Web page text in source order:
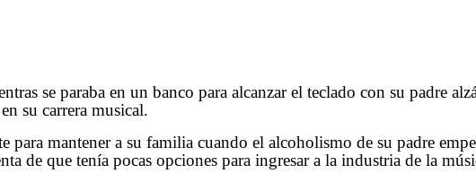
se paraba en un banco para alcanzar el teclado con su padre
su carrera musical.
para mantener a su familia cuando el alcoholismo de su padre
de que tenía pocas opciones para ingresar a la industria de la